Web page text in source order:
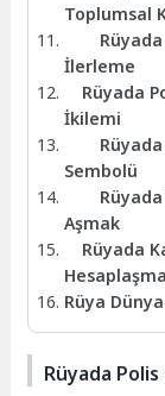
Toplumsal
İlerleme
Rüyada
İkilemi
Sembolü
Aşmak
Rüyada
Rüya
Rüyada